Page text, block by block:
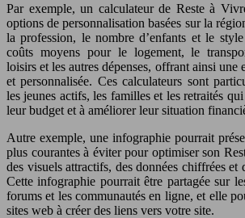
Par exemple, un calculateur de Reste à
options de personnalisation basées sur la
la profession, le nombre d’enfants et le
coûts moyens pour le logement, le
loisirs et les autres dépenses, offrant ainsi une
et personnalisée. Ces calculateurs sont
les jeunes actifs, les familles et les retraités
leur budget et à améliorer leur situation
Autre exemple, une infographie pourrait
plus courantes à éviter pour optimiser son
des visuels attractifs, des données chiffrées et
Cette infographie pourrait être partagée sur
forums et les communautés en ligne, et elle
sites web à créer des liens vers votre site.